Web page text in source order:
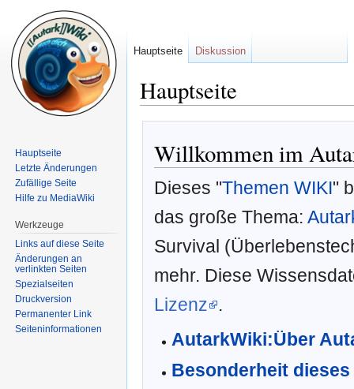
Hauptseite
Navigation
springen
Suche
springen
Willkommen im
Dieses "Themen WIKI"
das große Thema:
Survival
mehr. Diese
Lizenz
.
AutarkWiki:Über
Besonderheit
Hauptseite Diskussion
Hauptseite
Letzte Änderungen
Zufällige Seite
Hilfe zu MediaWiki
Werkzeuge
Links auf diese Seite
Änderungen an
verlinkten Seiten
Spezialseiten
Druckversion
Permanenter Link
Seiten­informationen